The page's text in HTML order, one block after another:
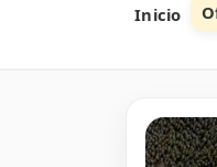
Inicio